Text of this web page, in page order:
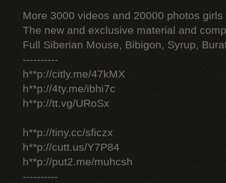
More 3000 videos and 20000 photos
The new and exclusive material and
Full Siberian Mouse, Bibigon, Syrup,
----------
h**p://citly.me/47kMX
h**p://4ty.me/ibhi7c
h**p://tt.vg/URoSx
h**p://tiny.cc/sficzx
h**p://cutt.us/Y7P84
h**p://put2.me/muhcsh
----------